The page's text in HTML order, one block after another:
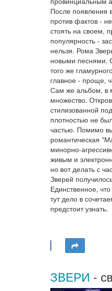
После появления
против фактов -
стоять на своем,
популярность -
нельзя. Рома
новыми песнями.
того же
главное - проще,
Сам же альбом, в
множество.
стилизованной
плотностью не
частью. Помимо
романтическая
минорно-
живым и
но вот делать с
Зверей
Единственное,
тут дело в
предстоит узнать.
ЗВЕРИ -